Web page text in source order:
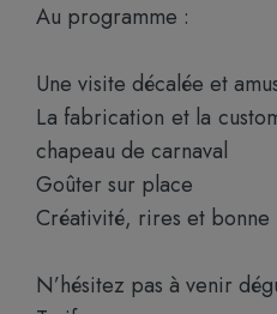
Au programme :
Une visite décalée et
La fabrication et la
chapeau de carnaval
Goûter sur place
Créativité, rires et bonne
N’hésitez pas à venir